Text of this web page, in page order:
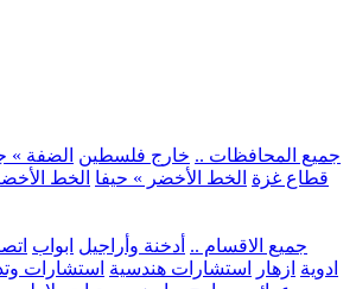
.. جميع المحافظات .. خارج فلسطين الضفة »
قطاع غزة الخط الأخضر » حيفا الخط
.. جميع الاقسام .. أدخنة وأراجيل ابواب
ادوية ازهار استشارات هندسية استشارات